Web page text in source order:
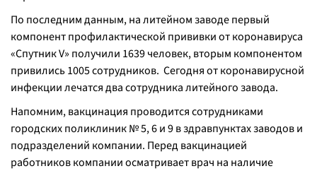
По последним данным, на литейном заводе первый
компонент профилактической прививки от коронавируса
«Спутник V» получили 1639 человек, вторым компонентом
привились 1005 сотрудников. Сегодня от коронавирусной
инфекции лечатся два сотрудника литейного завода.
Напомним, вакцинация проводится сотрудниками
городских поликлиник № 5, 6 и 9 в здравпунктах заводов и
подразделений компании. Перед вакцинацией
работников компании осматривает врач на наличие